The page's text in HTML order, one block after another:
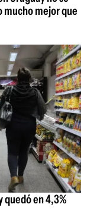
mucho mejor que
quedó en 4,3%